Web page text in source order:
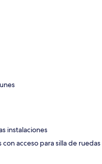
instalaciones
acceso para silla de ruedas